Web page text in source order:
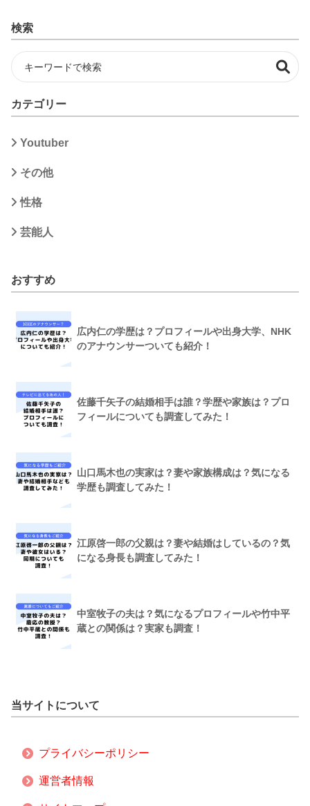
検索
カテゴリー
Youtuber
その他
性格
芸能人
おすすめ
広内仁の学歴は？プロフィールや出身大学、NHK
のアナウンサーついても紹介！
佐藤千矢子の結婚相手は誰？学歴や家族は？プロ
フィールについても調査してみた！
山口馬木也の実家は？妻や家族構成は？気になる
学歴も調査してみた！
江原啓一郎の父親は？妻や結婚はしているの？気
になる身長も調査してみた！
中室牧子の夫は？気になるプロフィールや竹中平
蔵との関係は？実家も調査！
当サイトについて
プライバシーポリシー
運営者情報